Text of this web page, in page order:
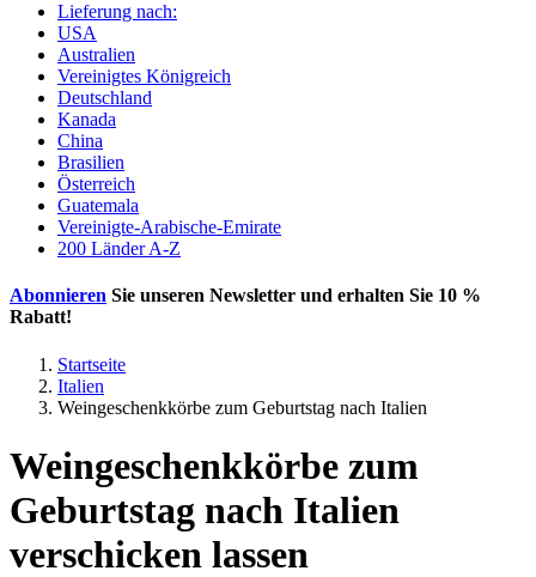
Lieferung nach:
USA
Australien
Vereinigtes Königreich
Deutschland
Kanada
China
Brasilien
Österreich
Guatemala
Vereinigte-Arabische-Emirate
200 Länder A-Z
Abonnieren Sie unseren Newsletter und erhalten Sie 10 %
Rabatt!
Startseite
Italien
Weingeschenkkörbe zum Geburtstag nach Italien
Weingeschenkkörbe zum
Geburtstag nach Italien
verschicken lassen